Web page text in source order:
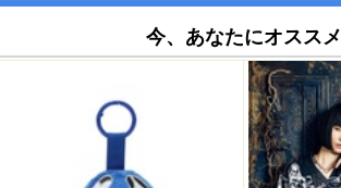
今、あなたにオススメ